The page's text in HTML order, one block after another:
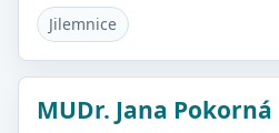
Jilemnice
MUDr. Jana Pokorná